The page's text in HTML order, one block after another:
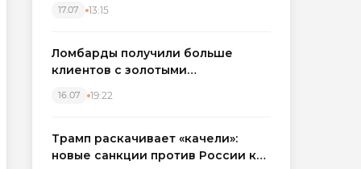
17.07 13:15
Ломбарды получили больше
клиентов с золотыми
вырос на фоне подорожания
16.07 19:22
Трамп раскачивает «качели»:
новые санкции против России как